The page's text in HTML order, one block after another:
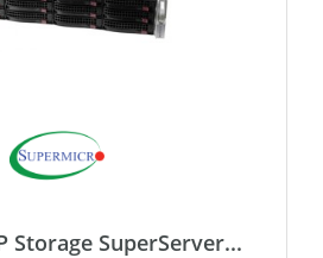
Storage SuperServer...